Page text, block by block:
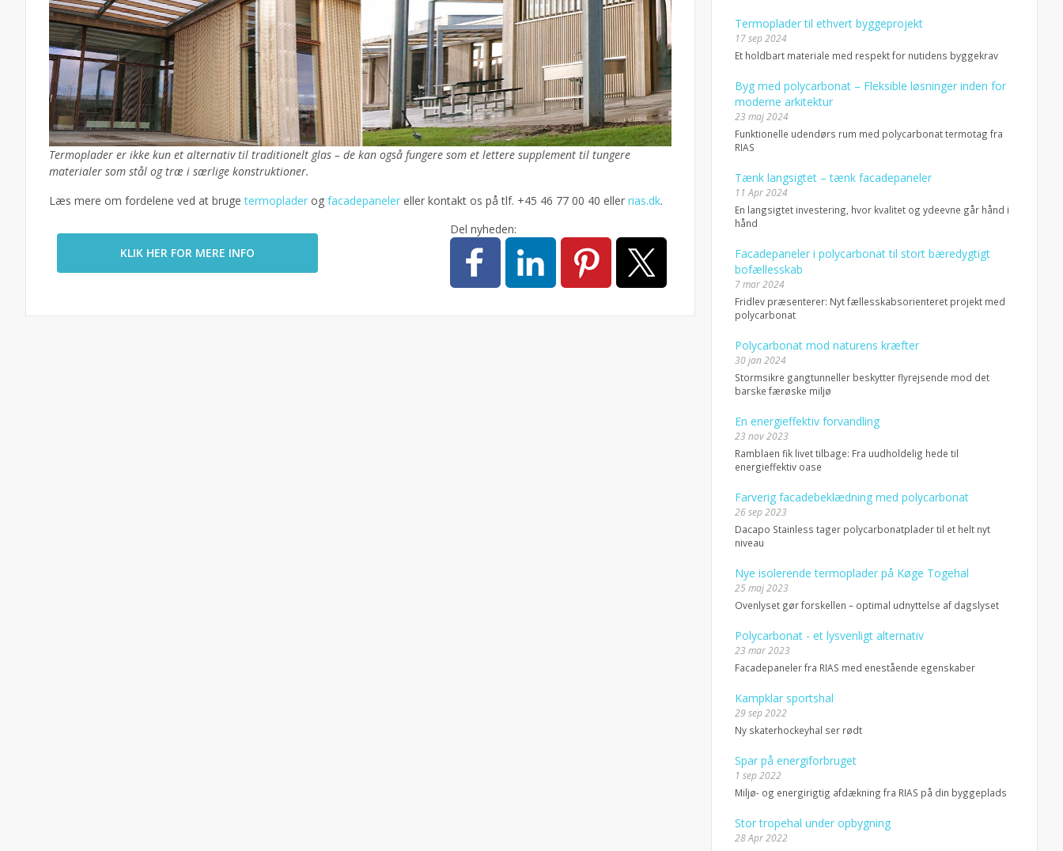
Termoplader er ikke kun et alternativ til traditionelt glas – de kan også fungere som et lettere supplement til tungere
materialer som stål og træ i særlige konstruktioner.
Læs mere om fordelene ved at brugetermoplader og facadepaneler eller kontakt os på tlf. +45 46 77 00 40 eller rias.dk.
KLIK HER FOR MERE INFO
Del nyheden:
Termoplader til ethvert byggeprojekt
17 sep 2024
Et holdbart materiale med respekt for nutidens byggekrav
Byg med polycarbonat – Fleksible løsninger inden for
moderne arkitektur
23 maj 2024
Funktionelle udendørs rum med polycarbonat termotag fra
RIAS
Tænk langsigtet – tænk facadepaneler
11 Apr 2024
En langsigtet investering, hvor kvalitet og ydeevne går hånd i
hånd
Facadepaneler i polycarbonat til stort bæredygtigt
bofællesskab
7 mar 2024
Fridlev præsenterer: Nyt fællesskabsorienteret projekt med
polycarbonat
Polycarbonat mod naturens kræfter
30 jan 2024
Stormsikre gangtunneller beskytter flyrejsende mod det
barske færøske miljø
En energieffektiv forvandling
23 nov 2023
Ramblaen fik livet tilbage: Fra uudholdelig hede til
energieffektiv oase
Farverig facadebeklædning med polycarbonat
26 sep 2023
Dacapo Stainless tager polycarbonatplader til et helt nyt
niveau
Nye isolerende termoplader på Køge Togehal
25 maj 2023
Ovenlyset gør forskellen – optimal udnyttelse af dagslyset
Polycarbonat - et lysvenligt alternativ
23 mar 2023
Facadepaneler fra RIAS med enestående egenskaber
Kampklar sportshal
29 sep 2022
Ny skaterhockeyhal ser rødt
Spar på energiforbruget
1 sep 2022
Miljø- og energirigtig afdækning fra RIAS på din byggeplads
Stor tropehal under opbygning
28 Apr 2022